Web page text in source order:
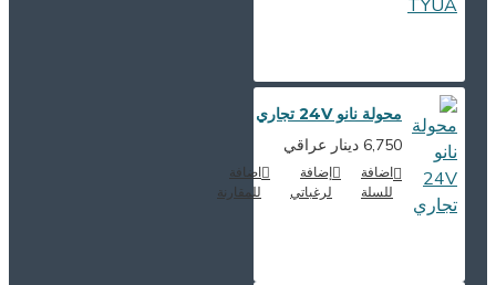
محولة نانو 24V تجاري
6,750 دينار عراقي
اضافة
للسلة
إضافة
لرغباتي
اضافة
للمقارنة